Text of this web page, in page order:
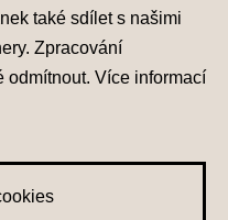
Czech s.r.o.
také sdílet s našimi
Zpracování
odmítnout. Více informací